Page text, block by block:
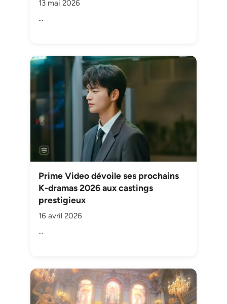
13 mai 2026
…
Prime Video dévoile ses prochains
K-dramas 2026 aux castings
prestigieux
16 avril 2026
…